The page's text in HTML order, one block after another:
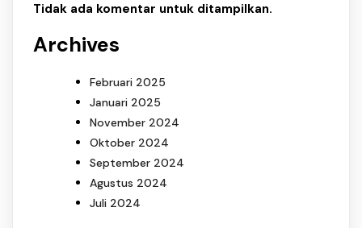
Tidak ada komentar untuk ditampilkan.
Archives
Februari 2025
Januari 2025
November 2024
Oktober 2024
September 2024
Agustus 2024
Juli 2024